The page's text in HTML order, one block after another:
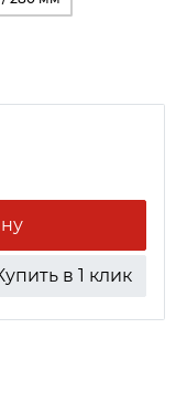
в 1 клик